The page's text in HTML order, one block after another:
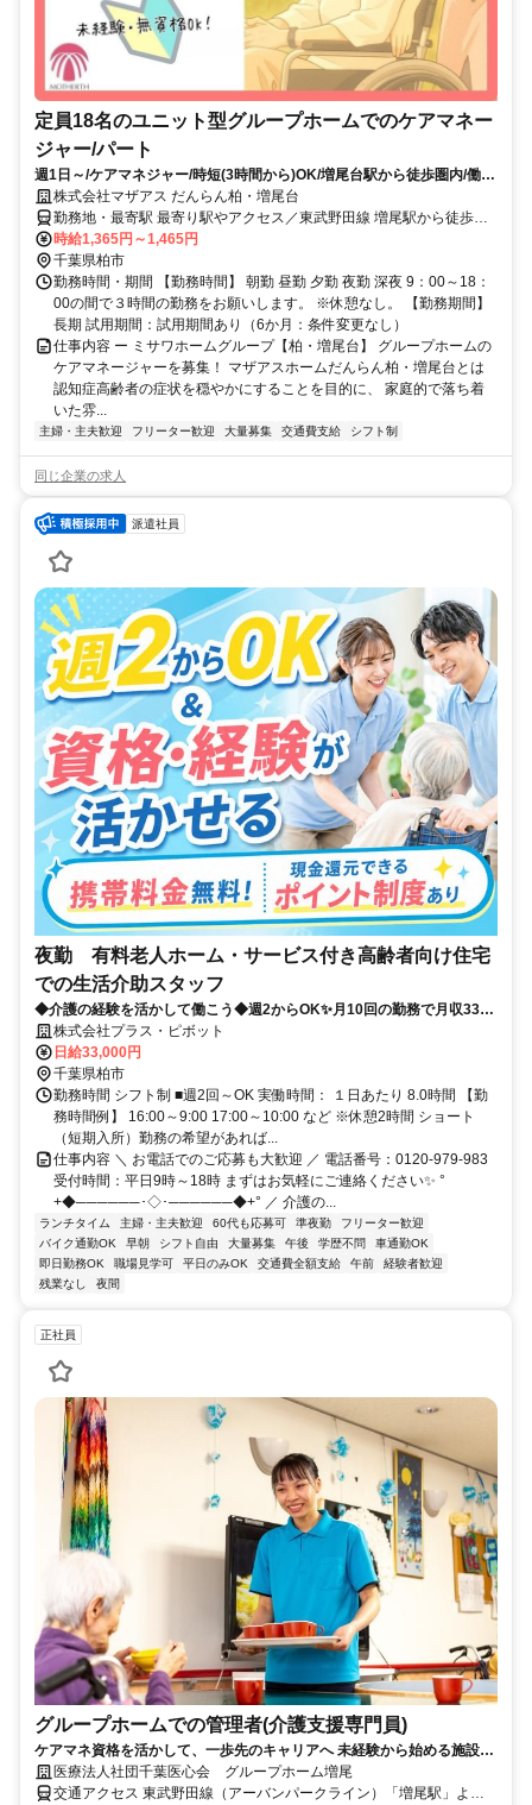
定員18名のユニット型グループホームでのケアマネー
ジャー/パート
週1日～/ケアマネジャー/時短(3時間から)OK/増尾台駅から徒歩圏内/働き
やすいグループホーム
株式会社マザアス だんらん柏・増尾台
勤務地・最寄駅 最寄り駅やアクセス／東武野田線 増尾駅から徒歩で
14分 東武野田線 逆井駅から徒歩で22分
時給1,365円～1,465円
千葉県柏市
勤務時間・期間 【勤務時間】 朝勤 昼勤 夕勤 夜勤 深夜 9：00～18：
00の間で３時間の勤務をお願いします。 ※休憩なし。 【勤務期間】
長期 試用期間：試用期間あり（6か月：条件変更なし）
仕事内容 ー ミサワホームグループ【柏・増尾台】 グループホームの
ケアマネージャーを募集！ マザアスホームだんらん柏・増尾台とは
認知症高齢者の症状を穏やかにすることを目的に、 家庭的で落ち着
いた雰...
主婦・主夫歓迎 フリーター歓迎 大量募集 交通費支給 シフト制
同じ企業の求人
派遣社員
夜勤 有料老人ホーム・サービス付き高齢者向け住宅
での生活介助スタッフ
◆介護の経験を活かして働こう◆週2からOK✨月10回の勤務で月収33万
以上！プラス・ピボット独自の福利厚生が多数！
株式会社プラス・ピボット
日給33,000円
千葉県柏市
勤務時間 シフト制 ■週2回～OK 実働時間： １日あたり 8.0時間 【勤
務時間例】 16:00～9:00 17:00～10:00 など ※休憩2時間 ショート
（短期入所）勤務の希望があれば...
仕事内容 ＼ お電話でのご応募も大歓迎 ／ 電話番号：0120-979-983
受付時間：平日9時～18時 まずはお気軽にご連絡ください✨ °
+◆──────･◇･──────◆+° ／ 介護の...
ランチタイム 主婦・主夫歓迎 60代も応募可 準夜勤
フリーター歓迎
バイク通勤OK
早朝 シフト自由 大量募集 午後 学歴不問
車通勤OK
即日勤務OK
職場見学可 平日のみOK 交通費全額支給 午前
経験者歓迎
残業なし
夜間
正社員
グループホームでの管理者(介護支援専門員)
ケアマネ資格を活かして、一歩先のキャリアへ 未経験から始める施設管
理者 手厚い手当×充実のサポート
医療法人社団千葉医心会 グループホーム増尾
交通アクセス 東武野田線（アーバンパークライン）「増尾駅」より